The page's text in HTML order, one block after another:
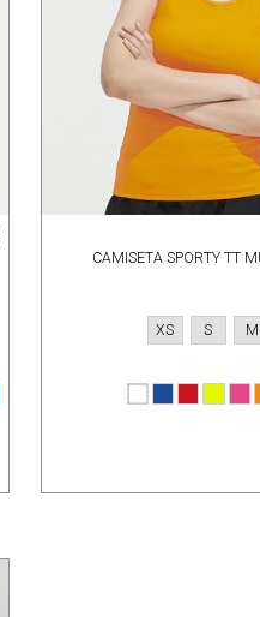
CAMISETA SPORTY TT
M
S
XS